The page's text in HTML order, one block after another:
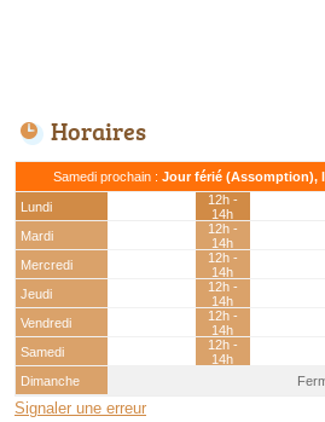
Horaires
Samedi prochain : Jour férié (Assomption),
Lundi
12h -
14h
Mardi
12h -
14h
Mercredi
12h -
14h
Jeudi
12h -
14h
Vendredi
12h -
14h
Samedi
12h -
14h
Dimanche
Signaler une erreur